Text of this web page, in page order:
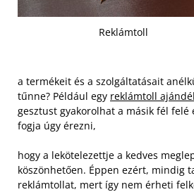
Reklámtoll
a termékeit és a szolgáltatásait
tűnne? Például egy reklámtoll
gesztust gyakorolhat a másik fél felé
fogja úgy érezni,
hogy a lekötelezettje a kedves
köszönhetően. Éppen ezért, mindig
reklámtollat, mert így nem érheti